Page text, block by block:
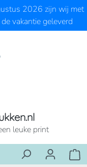
2026 zijn wij met
vakantie geleverd
leuke print